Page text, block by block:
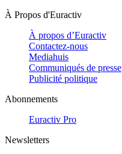
À Propos d'Euractiv
À propos d’Euractiv
Contactez-nous
Mediahuis
Communiqués de presse
Publicité politique
Abonnements
Euractiv Pro
Newsletters